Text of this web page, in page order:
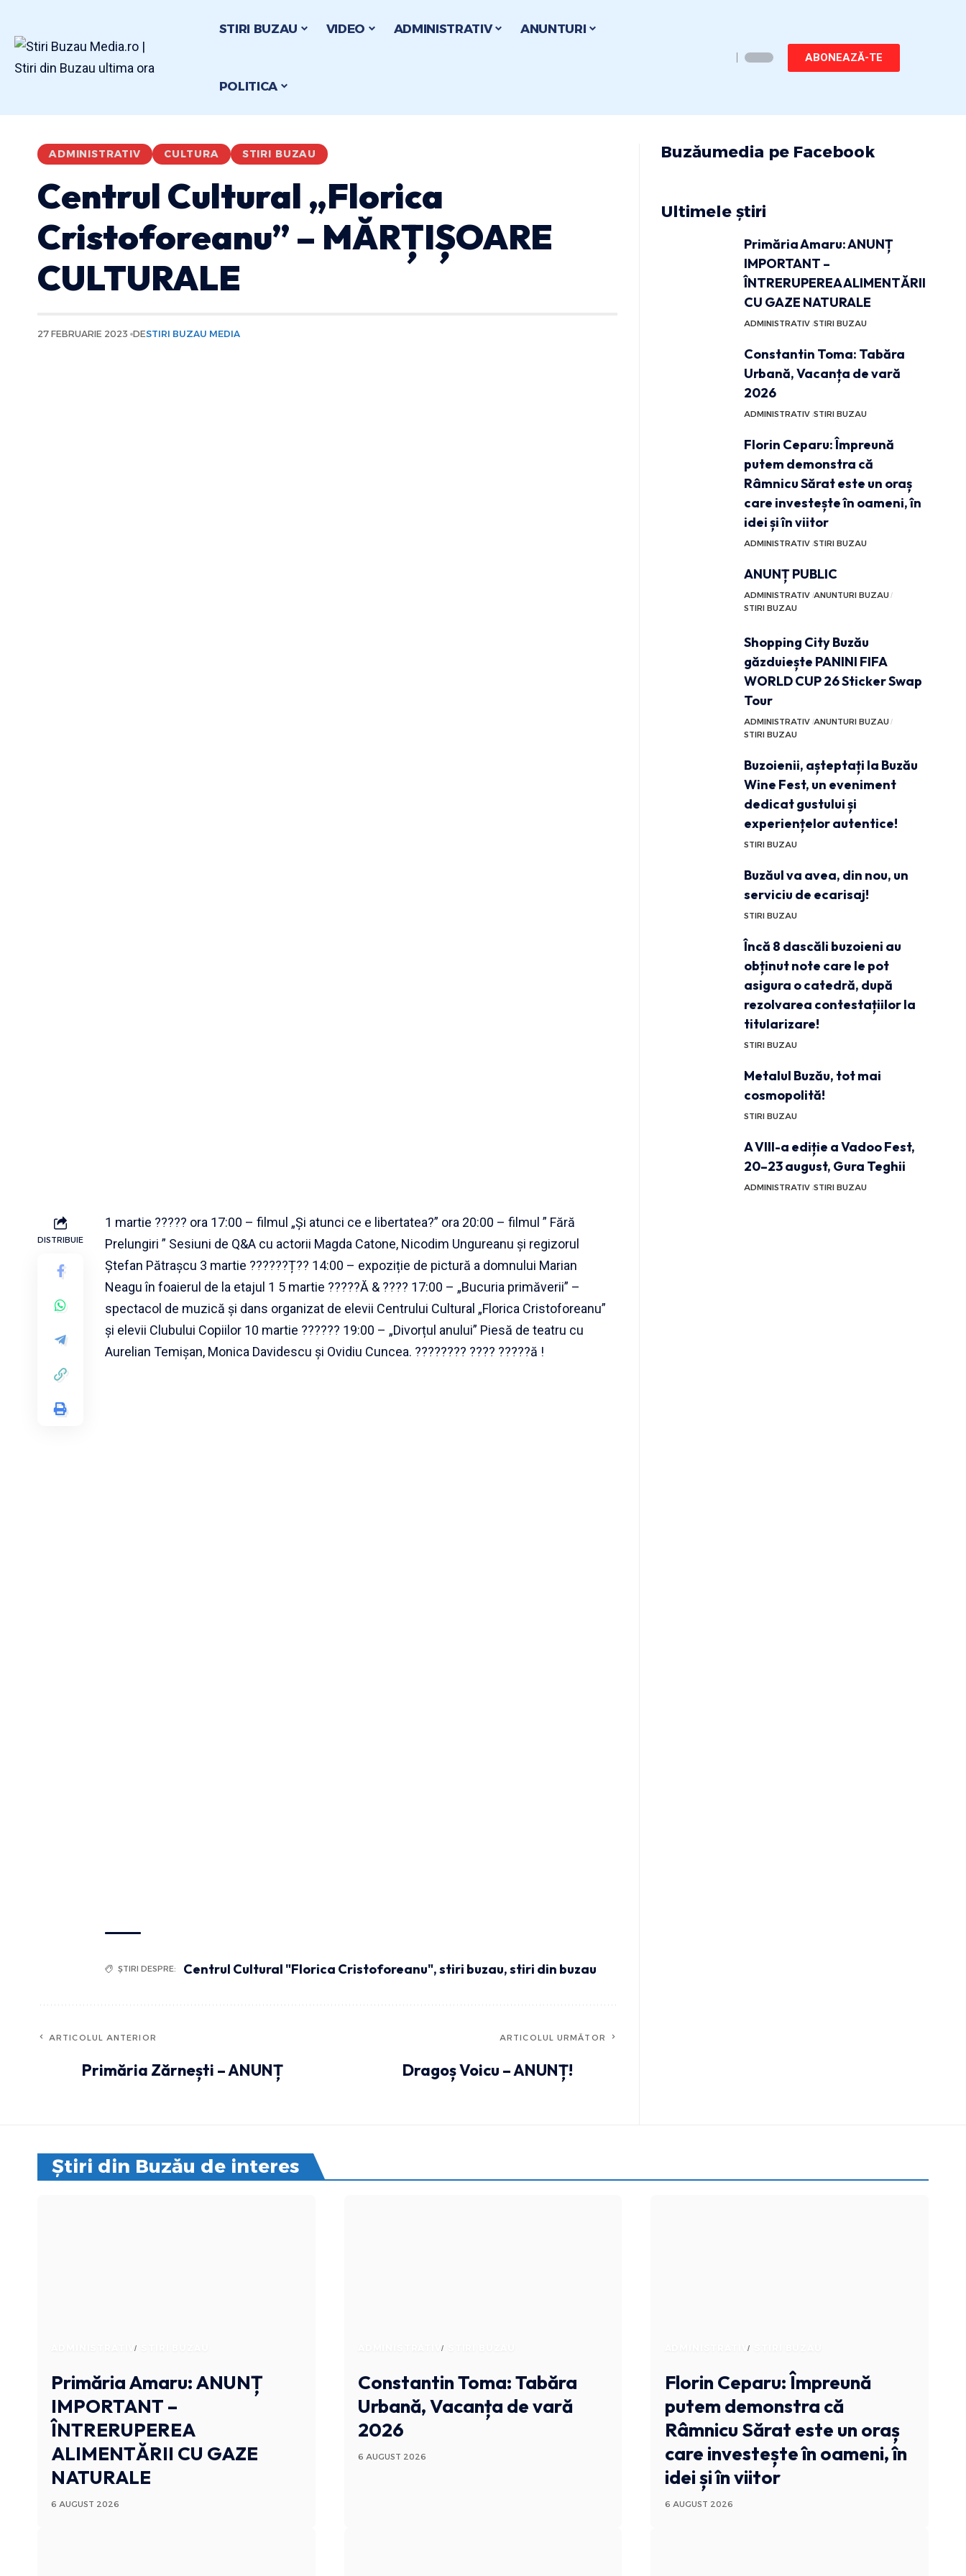
STIRI BUZAU VIDEO ADMINISTRATIV ANUNTURI
POLITICA
ABONEAZĂ-TE
ADMINISTRATIV CULTURA STIRI BUZAU
Centrul Cultural „Florica
Cristoforeanu” – MĂRȚIȘOARE
CULTURALE
27 FEBRUARIE 2023 DESTIRI BUZAU MEDIA
DISTRIBUIE
1 martie ????? ora 17:00 – filmul „Și atunci ce e libertatea?” ora 20:00 – filmul ” Fără
Prelungiri ” Sesiuni de Q&A cu actorii Magda Catone, Nicodim Ungureanu și regizorul
Ștefan Pătrașcu 3 martie ??????Ț?? 14:00 – expoziție de pictură a domnului Marian
Neagu în foaierul de la etajul 1 5 martie ?????Ă & ???? 17:00 – „Bucuria primăverii” –
spectacol de muzică și dans organizat de elevii Centrului Cultural „Florica Cristoforeanu”
și elevii Clubului Copiilor 10 martie ?????? 19:00 – „Divorțul anului” Piesă de teatru cu
Aurelian Temișan, Monica Davidescu și Ovidiu Cuncea. ???????? ???? ?????ă !
ȘTIRI DESPRE: Centrul Cultural "Florica Cristoforeanu",stiri buzau,stiri din buzau
ARTICOLUL ANTERIOR
Primăria Zărnești – ANUNȚ
ARTICOLUL URMĂTOR
Dragoș Voicu – ANUNȚ!
Buzăumedia pe Facebook
Ultimele știri
Primăria Amaru: ANUNȚ
IMPORTANT –
ÎNTRERUPEREA ALIMENTĂRII
CU GAZE NATURALE
ADMINISTRATIV STIRI BUZAU
Constantin Toma: Tabăra
Urbană, Vacanța de vară
2026
ADMINISTRATIV STIRI BUZAU
Florin Ceparu: Împreună
putem demonstra că
Râmnicu Sărat este un oraș
care investește în oameni, în
idei și în viitor
ADMINISTRATIV STIRI BUZAU
ANUNȚ PUBLIC
ADMINISTRATIV ANUNTURI BUZAU
STIRI BUZAU
Shopping City Buzău
găzduiește PANINI FIFA
WORLD CUP 26 Sticker Swap
Tour
ADMINISTRATIV ANUNTURI BUZAU
STIRI BUZAU
Buzoienii, așteptați la Buzău
Wine Fest, un eveniment
dedicat gustului și
experiențelor autentice!
STIRI BUZAU
Buzăul va avea, din nou, un
serviciu de ecarisaj!
STIRI BUZAU
Încă 8 dascăli buzoieni au
obținut note care le pot
asigura o catedră, după
rezolvarea contestațiilor la
titularizare!
STIRI BUZAU
Metalul Buzău, tot mai
cosmopolită!
STIRI BUZAU
A VIII-a ediție a Vadoo Fest,
20–23 august, Gura Teghii
ADMINISTRATIV STIRI BUZAU
Știri din Buzău de interes
ADMINISTRATIV
Primăria Amaru: ANUNȚ
IMPORTANT –
ÎNTRERUPEREA
ALIMENTĂRII CU GAZE
NATURALE
6 AUGUST 2026
ADMINISTRATIV
Constantin Toma: Tabăra
Urbană, Vacanța de vară
2026
6 AUGUST 2026
ADMINISTRATIV
Florin Ceparu: Împreună
putem demonstra că
Râmnicu Sărat este un oraș
care investește în oameni, în
idei și în viitor
6 AUGUST 2026